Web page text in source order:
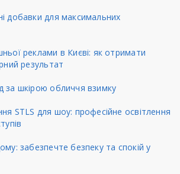
добавки для максимальних
реклами в Києві: як отримати
результат
за шкірою обличчя взимку
STLS для шоу: професійне освітлення
забезпечте безпеку та спокій у